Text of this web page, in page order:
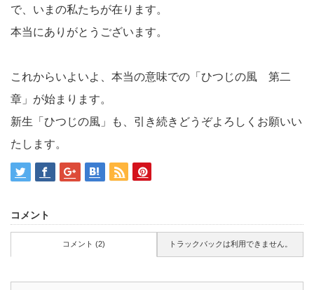
で、いまの私たちが在ります。
本当にありがとうございます。
これからいよいよ、本当の意味での「ひつじの風 第二
章」が始まります。
新生「ひつじの風」も、引き続きどうぞよろしくお願いい
たします。
コメント
コメント (2) トラックバックは利用できません。